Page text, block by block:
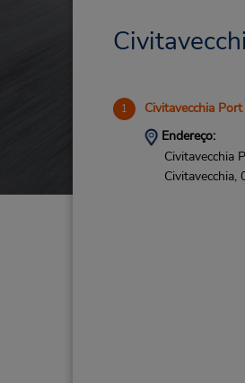
1 Civitavecchia Port
Endereço:
Civitavecchia
Civitavecchia,